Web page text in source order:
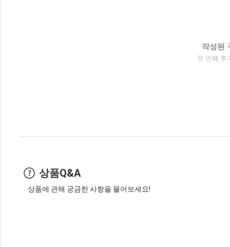
작성된
첫 번째 후
상품Q&A
상품에 관해 궁금한 사항을 물어보세요!